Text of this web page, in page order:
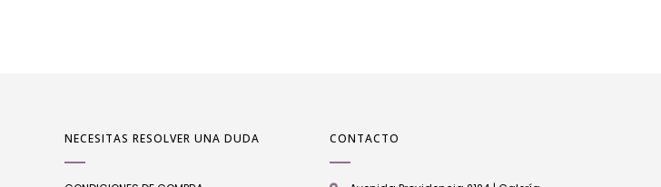
NECESITAS RESOLVER UNA DUDA CONTACTO